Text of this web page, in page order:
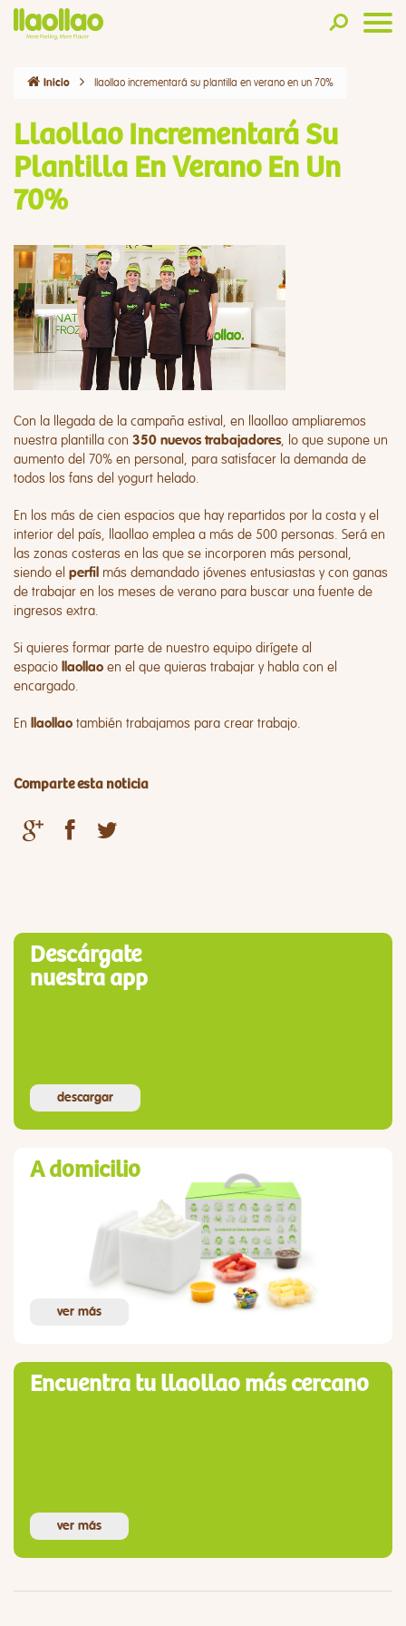
Inicio llaollao incrementará su plantilla en verano en un 70%
Llaollao Incrementará Su
Plantilla En Verano En Un
70%
Con la llegada de la campaña estival, en llaollao ampliaremos
nuestra plantilla con 350 nuevos trabajadores, lo que supone un
aumento del 70% en personal, para satisfacer la demanda de
todos los fans del yogurt helado.
En los más de cien espacios que hay repartidos por la costa y el
interior del país, llaollao emplea a más de 500 personas. Será en
las zonas costeras en las que se incorporen más personal,
siendo el perfil más demandado jóvenes entusiastas y con ganas
de trabajar en los meses de verano para buscar una fuente de
ingresos extra.
Si quieres formar parte de nuestro equipo dirígete al
espacio llaollao en el que quieras trabajar y habla con el
encargado.
En llaollao también trabajamos para crear trabajo.
Comparte esta noticia
Descárgate
nuestra app
descargar
A domicilio
ver más
Encuentra tu llaollao más cercano
ver más